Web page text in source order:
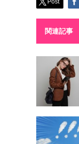
Post
関連記事